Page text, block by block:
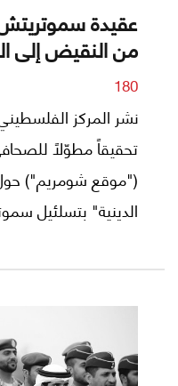
عقيدة
من النقيض إلى
180
نشر المركز
تحقيقاً مطوّلاً
("موقع شومريم")
الدينية" بتسلئيل
الجزء الأول منه.